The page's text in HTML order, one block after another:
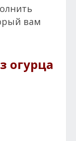
вам
огурца